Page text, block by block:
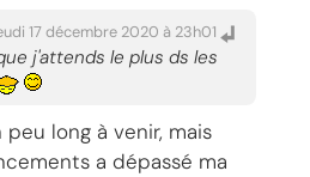
17 décembre 2020 à 23h01
j'attends le plus ds les
long à venir, mais
a dépassé ma